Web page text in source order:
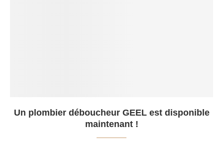
Un plombier déboucheur GEEL est disponible
maintenant !